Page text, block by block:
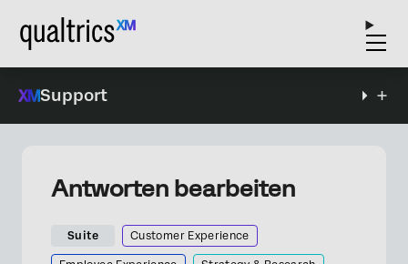
Support
Antworten bearbeiten
Suite Customer Experience